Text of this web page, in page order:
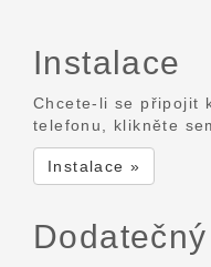
Instalace
Chcete-li se připojit
telefonu, klikněte
Instalace »